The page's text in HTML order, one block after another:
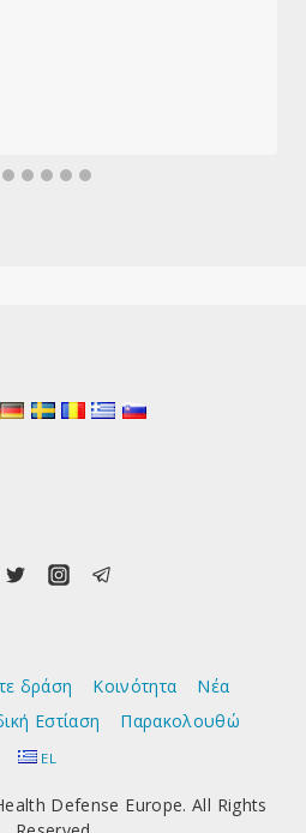
δράση Κοινότητα
Νέα
Εστίαση Παρακολουθώ
EL
Defense Europe. All Rights